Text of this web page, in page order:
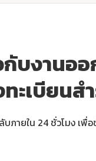
กับงานอ
ะเบียนส
ภายใน 24 ชั่วโมง เพื่